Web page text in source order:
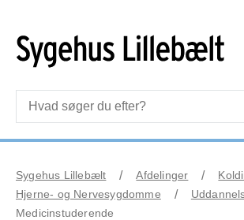
Sygehus Lillebælt Afdelinger
Hjerne- og Nervesygdomme
Medicinstuderende